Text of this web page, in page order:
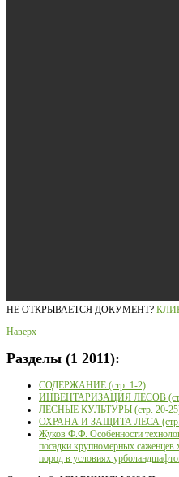
НЕ ОТКРЫВАЕТСЯ ДОКУМЕНТ?
Наверх
Разделы (1 2011):
СОДЕРЖАНИЕ (стр. 1-2)
ИНВЕНТАРИЗАЦИЯ ЛЕСОВ
ЛЕСНЫЕ КУЛЬТУРЫ (стр. 20-
ОХРАНА И ЗАЩИТА ЛЕСА (стр.
Жуков Ф.Ф. Особенности
посадки крупномерных саженцев
пород в условиях